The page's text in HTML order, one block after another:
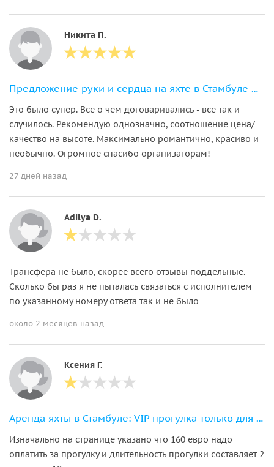
Никита П.
Предложение руки и сердца на яхте в Стамбуле — всё включено!
Это было супер. Все о чем договаривались - все так и
случилось. Рекомендую однозначно, соотношение цена/
качество на высоте. Максимально романтично, красиво и
необычно. Огромное спасибо организаторам!
27 дней назад
Adilya D.
Трансфера не было, скорее всего отзывы поддельные.
Сколько бы раз я не пыталась связаться с исполнителем
по указанному номеру ответа так и не было
около 2 месяцев назад
Ксения Г.
Аренда яхты в Стамбуле: VIP прогулка только для вашей компании
Изначально на странице указано что 160 евро надо
оплатить за прогулку и длительность прогулки составляет 2